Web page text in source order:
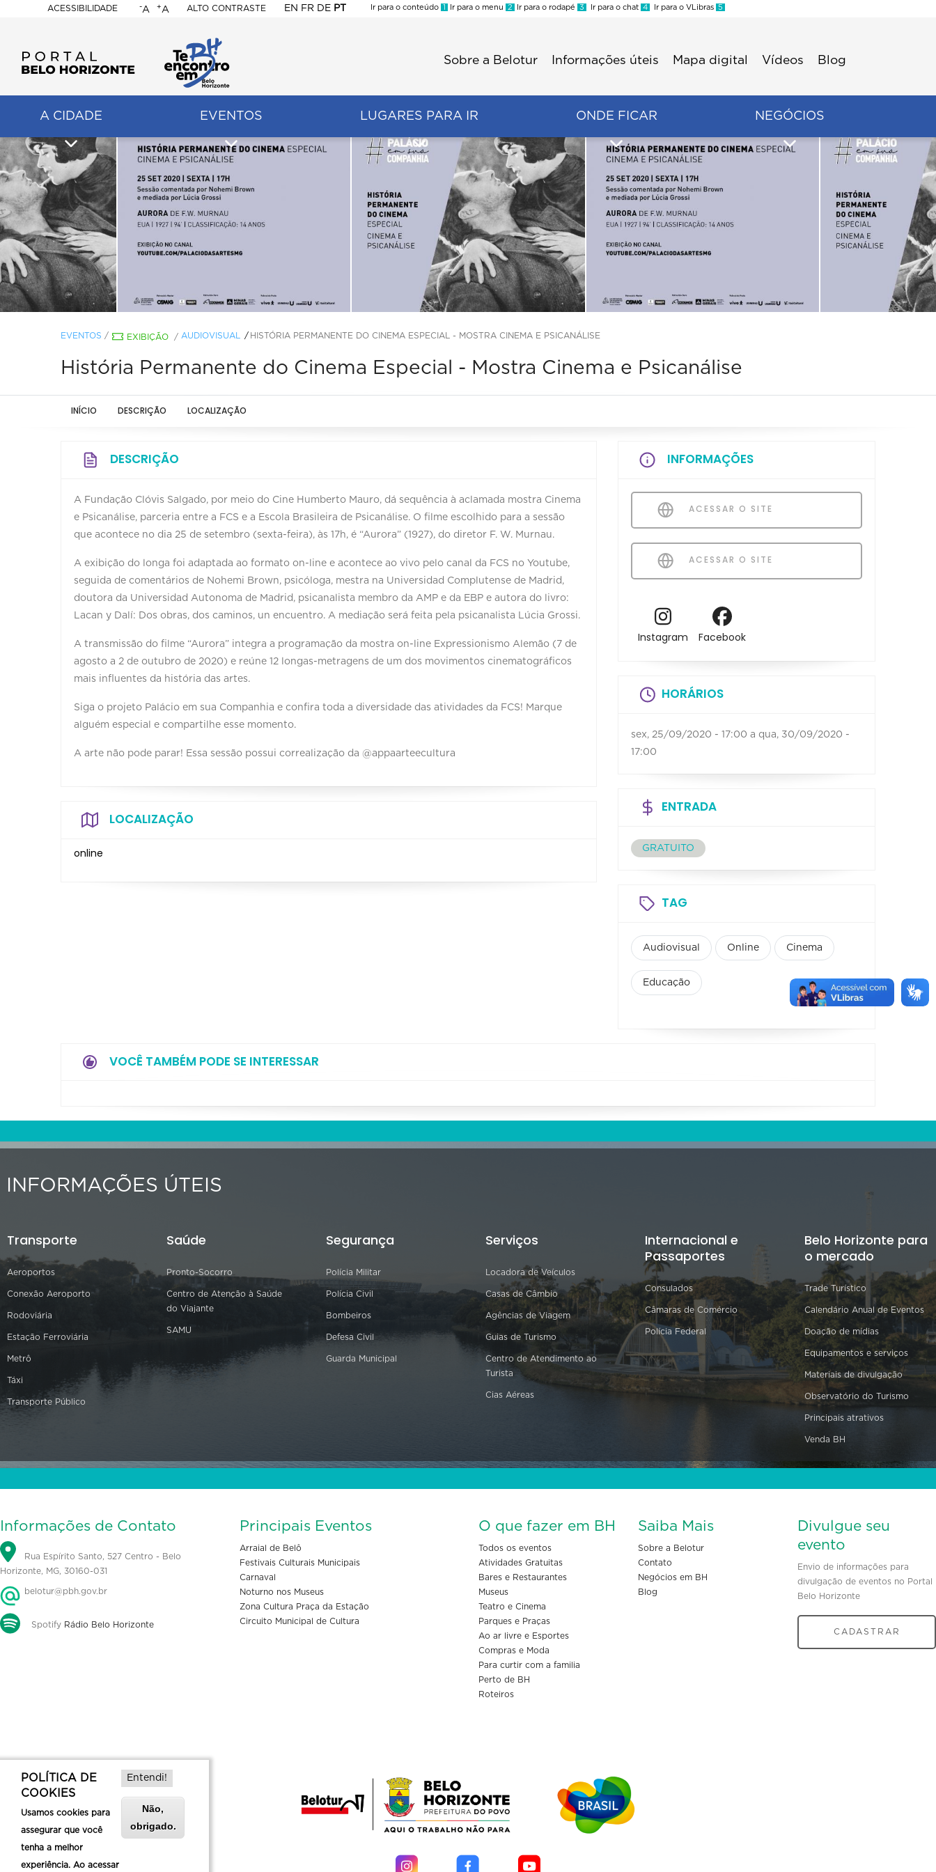
ACESSIBILIDADE
BELO
HORIZONTE
-A +A ALTO CONTRASTE EN FR DE PT
Ir para o conteúdo 1 Ir para o menu 2 Ir para o rodapé 3 Ir para o chat 4 Ir para o VLibras 5
Sobre a Belotur Informações úteis Mapa digital Vídeos Blog
A CIDADE EVENTOS LUGARES PARA IR ONDE FICAR NEGÓCIOS
EVENTOS / EXIBIÇÃO / AUDIOVISUAL HISTÓRIA PERMANENTE DO CINEMA ESPECIAL - MOSTRA CINEMA E PSICANÁLISE
História Permanente do Cinema Especial - Mostra Cinema e Psicanálise
INÍCIO DESCRIÇÃO LOCALIZAÇÃO
DESCRIÇÃO
A Fundação Clóvis Salgado, por meio do Cine Humberto Mauro, dá sequência à aclamada mostra Cinema
e Psicanálise, parceria entre a FCS e a Escola Brasileira de Psicanálise. O filme escolhido para a sessão
que acontece no dia 25 de setembro (sexta-feira), às 17h, é “Aurora” (1927), do diretor F. W. Murnau.
A exibição do longa foi adaptada ao formato on-line e acontece ao vivo pelo canal da FCS no Youtube,
seguida de comentários de Nohemi Brown, psicóloga, mestra na Universidad Complutense de Madrid,
doutora da Universidad Autonoma de Madrid, psicanalista membro da AMP e da EBP e autora do livro:
Lacan y Dalí: Dos obras, dos caminos, un encuentro. A mediação será feita pela psicanalista Lúcia Grossi.
A transmissão do filme “Aurora” integra a programação da mostra on-line Expressionismo Alemão (7 de
agosto a 2 de outubro de 2020) e reúne 12 longas-metragens de um dos movimentos cinematográficos
mais influentes da história das artes.
Siga o projeto Palácio em sua Companhia e confira toda a diversidade das atividades da FCS! Marque
alguém especial e compartilhe esse momento.
A arte não pode parar! Essa sessão possui correalização da @appaarteecultura
LOCALIZAÇÃO
online
INFORMAÇÕES
ACESSAR O SITE
ACESSAR O SITE
Instagram Facebook
HORÁRIOS
sex, 25/09/2020 - 17:00 a qua, 30/09/2020 -
17:00
ENTRADA
GRATUITO
TAG
Audiovisual Online Cinema
Educação
VOCÊ TAMBÉM PODE SE INTERESSAR
INFORMAÇÕES ÚTEIS
Transporte
Aeroportos
Conexão Aeroporto
Rodoviária
Estação Ferroviária
Metrô
Táxi
Transporte Público
Saúde
Pronto-Socorro
Centro de Atenção à Saúde
do Viajante
SAMU
Segurança
Polícia Militar
Polícia Civil
Bombeiros
Defesa Civil
Guarda Municipal
Serviços
Locadora de Veículos
Casas de Câmbio
Agências de Viagem
Guias de Turismo
Centro de Atendimento ao
Turista
Cias Aéreas
Internacional e
Passaportes
Consulados
Câmaras de Comércio
Polícia Federal
Belo Horizonte para
o mercado
Trade Turístico
Calendário Anual de Eventos
Doação de mídias
Equipamentos e serviços
Materiais de divulgação
Observatório do Turismo
Principais atrativos
Venda BH
Informações de Contato
Rua Espírito Santo, 527 Centro - Belo
Horizonte, MG, 30160-031
belotur@pbh.gov.br
Spotify Rádio Belo Horizonte
Principais Eventos
Arraial de Belô
Festivais Culturais Municipais
Carnaval
Noturno nos Museus
Zona Cultura Praça da Estação
Circuito Municipal de Cultura
O que fazer em BH
Todos os eventos
Atividades Gratuitas
Bares e Restaurantes
Museus
Teatro e Cinema
Parques e Praças
Ao ar livre e Esportes
Compras e Moda
Para curtir com a familia
Perto de BH
Roteiros
Saiba Mais
Sobre a Belotur
Contato
Negócios em BH
Blog
Divulgue seu
evento
Envio de informações para
divulgação de eventos no Portal
Belo Horizonte
CADASTRAR
POLÍTICA DE
COOKIES
Usamos cookies para
assegurar que você
tenha a melhor
experiência. Ao acessar
Entendi!
Não,
obrigado.